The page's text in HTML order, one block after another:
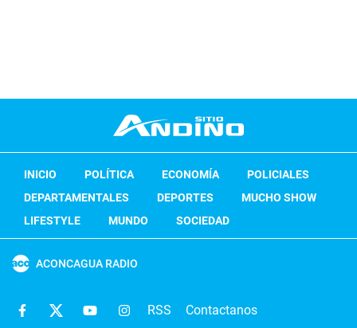
INICIO POLÍTICA ECONOMÍA
POLICIALES
DEPARTAMENTALES
DEPORTES
MUCHO SHOW
LIFESTYLE
MUNDO SOCIEDAD
ACONCAGUA RADIO
RSS Contactanos